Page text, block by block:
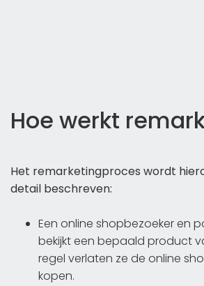
Hoe werkt
Het remarketingproces wordt
detail beschreven:
Een online shopbezoeker en
bekijkt een bepaald product
regel verlaten ze de online
kopen.